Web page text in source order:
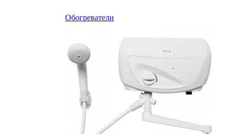
Обогреватели